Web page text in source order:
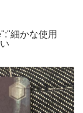
細かな使用